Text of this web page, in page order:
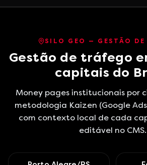
SILO GEO — GESTÃO DE
Gestão de tráfego
capitais do
Money pages institucionais por
metodologia Kaizen (Google
com contexto local de cada
editável no CMS.